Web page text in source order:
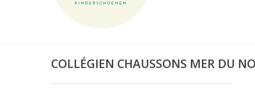
COLLÉGIEN CHAUSSONS MER DU